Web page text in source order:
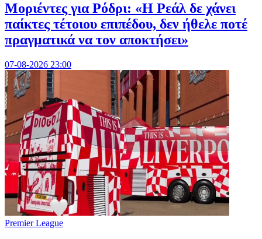
Μοριέντες για Ρόδρι: «Η Ρεάλ δε χάνει
παίκτες τέτοιου επιπέδου, δεν ήθελε ποτέ
πραγματικά να τον αποκτήσει»
07-08-2026 23:00
Premier League